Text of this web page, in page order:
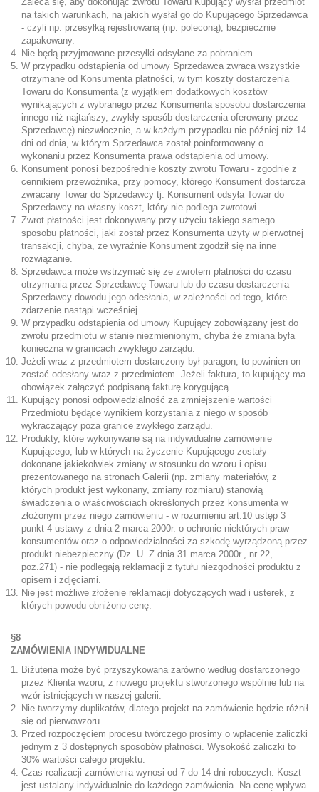
na takich warunkach, na jakich wysłał go do Kupującego Sprzedawca
- czyli np. przesyłką rejestrowaną (np. poleconą), bezpiecznie
zapakowany.
Nie będą przyjmowane przesyłki odsyłane za pobraniem.
W przypadku odstąpienia od umowy Sprzedawca zwraca wszystkie
otrzymane od Konsumenta płatności, w tym koszty dostarczenia
Towaru do Konsumenta (z wyjątkiem dodatkowych kosztów
wynikających z wybranego przez Konsumenta sposobu dostarczenia
innego niż najtańszy, zwykły sposób dostarczenia oferowany przez
Sprzedawcę) niezwłocznie, a w każdym przypadku nie później niż 14
dni od dnia, w którym Sprzedawca został poinformowany o
wykonaniu przez Konsumenta prawa odstąpienia od umowy.
Konsument ponosi bezpośrednie koszty zwrotu Towaru - zgodnie z
cennikiem przewoźnika, przy pomocy, którego Konsument dostarcza
zwracany Towar do Sprzedawcy tj. Konsument odsyła Towar do
Sprzedawcy na własny koszt, który nie podlega zwrotowi.
Zwrot płatności jest dokonywany przy użyciu takiego samego
sposobu płatności, jaki został przez Konsumenta użyty w pierwotnej
transakcji, chyba, że wyraźnie Konsument zgodził się na inne
rozwiązanie.
Sprzedawca może wstrzymać się ze zwrotem płatności do czasu
otrzymania przez Sprzedawcę Towaru lub do czasu dostarczenia
Sprzedawcy dowodu jego odesłania, w zależności od tego, które
zdarzenie nastąpi wcześniej.
W przypadku odstąpienia od umowy Kupujący zobowiązany jest do
zwrotu przedmiotu w stanie niezmienionym, chyba że zmiana była
konieczna w granicach zwykłego zarządu.
Jeżeli wraz z przedmiotem dostarczony był paragon, to powinien on
zostać odesłany wraz z przedmiotem. Jeżeli faktura, to kupujący ma
obowiązek załączyć podpisaną fakturę korygującą.
Kupujący ponosi odpowiedzialność za zmniejszenie wartości
Przedmiotu będące wynikiem korzystania z niego w sposób
wykraczający poza granice zwykłego zarządu.
Produkty, które wykonywane są na indywidualne zamówienie
Kupującego, lub w których na życzenie Kupującego zostały
dokonane jakiekolwiek zmiany w stosunku do wzoru i opisu
prezentowanego na stronach Galerii (np. zmiany materiałów, z
których produkt jest wykonany, zmiany rozmiaru) stanowią
świadczenia o właściwościach określonych przez konsumenta w
złożonym przez niego zamówieniu - w rozumieniu art.10 ustęp 3
punkt 4 ustawy z dnia 2 marca 2000r. o ochronie niektórych praw
konsumentów oraz o odpowiedzialności za szkodę wyrządzoną przez
produkt niebezpieczny (Dz. U. Z dnia 31 marca 2000r., nr 22,
poz.271) - nie podlegają reklamacji z tytułu niezgodności produktu z
opisem i zdjęciami.
Nie jest możliwe złożenie reklamacji dotyczących wad i usterek, z
których powodu obniżono cenę.
§8
ZAMÓWIENIA INDYWIDUALNE
Biżuteria może być przyszykowana zarówno według dostarczonego
przez Klienta wzoru, z nowego projektu stworzonego wspólnie lub na
wzór istniejących w naszej galerii.
Nie tworzymy duplikatów, dlatego projekt na zamówienie będzie różnił
się od pierwowzoru.
Przed rozpoczęciem procesu twórczego prosimy o wpłacenie zaliczki
jednym z 3 dostępnych sposobów płatności. Wysokość zaliczki to
30% wartości całego projektu.
Czas realizacji zamówienia wynosi od 7 do 14 dni roboczych. Koszt
jest ustalany indywidualnie do każdego zamówienia. Na cenę wpływa